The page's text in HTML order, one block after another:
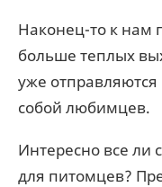
Наконец-то к нам
больше теплых
уже отправляются
собой любимцев.
Интересно все ли
для питомцев?